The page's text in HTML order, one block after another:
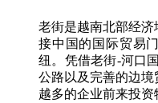
老街是越南北部经
接中国的国际贸易
纽。凭借老街-河口
公路以及完善的边
越多的企业前来投